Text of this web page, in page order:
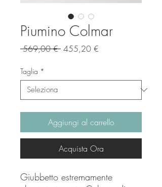
Piumino Colmar
569,00 € Prezzo
455,20 €
Taglia *
Aggiungi al carrello
Acquista Ora
Giubbetto estremamente